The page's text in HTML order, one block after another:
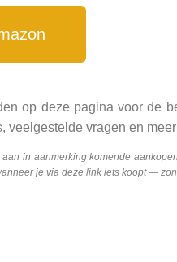
op deze pagina voor de
veelgestelde vragen en meer
in aanmerking komende
je via deze link iets koopt —